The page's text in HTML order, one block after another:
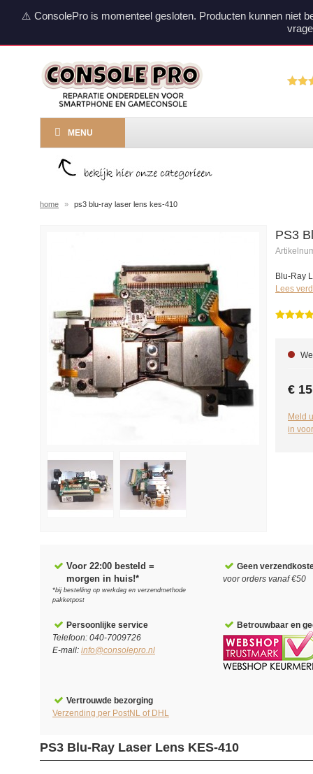
⚠️ ConsolePro is momenteel gesloten. Producten kunnen niet
MENU
home » ps3 blu-ray laser lens kes-410
PS3
Blu-Ray
Lees
€
Meld
in
Voor 22:00 besteld =
morgen in huis!*
*bij bestelling op werkdag en verzendmethode
pakketpost
Geen
voor orders vanaf €50
Persoonlijke service
Telefoon: 040-7009726
E-mail: info@consolepro.nl
Betrouwbaar en
Vertrouwde bezorging
Verzending per PostNL of DHL
PS3 Blu-Ray Laser Lens KES-410